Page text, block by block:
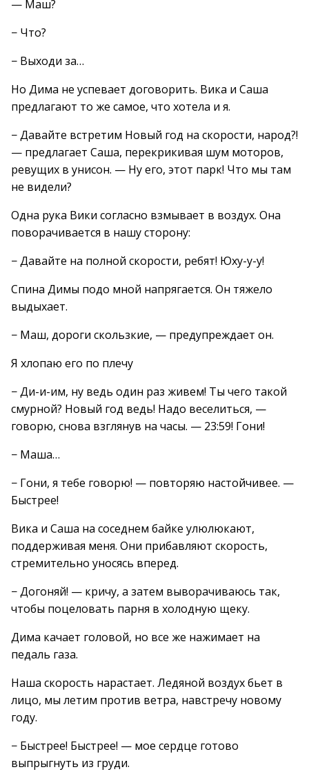
— Маш?
− Что?
− Выходи за…
Но Дима не успевает договорить. Вика и Саша
предлагают то же самое, что хотела и я.
− Давайте встретим Новый год на скорости, народ?!
— предлагает Саша, перекрикивая шум моторов,
ревущих в унисон. — Ну его, этот парк! Что мы там
не видели?
Одна рука Вики согласно взмывает в воздух. Она
поворачивается в нашу сторону:
− Давайте на полной скорости, ребят! Юху-у-у!
Спина Димы подо мной напрягается. Он тяжело
выдыхает.
− Маш, дороги скользкие, — предупреждает он.
Я хлопаю его по плечу
− Ди-и-им, ну ведь один раз живем! Ты чего такой
смурной? Новый год ведь! Надо веселиться, —
говорю, снова взглянув на часы. — 23:59! Гони!
− Маша…
− Гони, я тебе говорю! — повторяю настойчивее. —
Быстрее!
Вика и Саша на соседнем байке улюлюкают,
поддерживая меня. Они прибавляют скорость,
стремительно уносясь вперед.
− Догоняй! — кричу, а затем выворачиваюсь так,
чтобы поцеловать парня в холодную щеку.
Дима качает головой, но все же нажимает на
педаль газа.
Наша скорость нарастает. Ледяной воздух бьет в
лицо, мы летим против ветра, навстречу новому
году.
− Быстрее! Быстрее! — мое сердце готово
выпрыгнуть из груди.